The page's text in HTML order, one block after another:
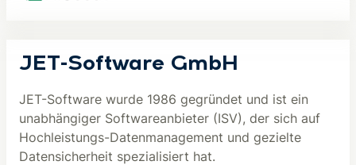
JET-Software GmbH
JET-Software wurde 1986 gegründet und ist ein
unabhängiger Softwareanbieter (ISV), der sich auf
Hochleistungs-Datenmanagement und gezielte
Datensicherheit spezialisiert hat.